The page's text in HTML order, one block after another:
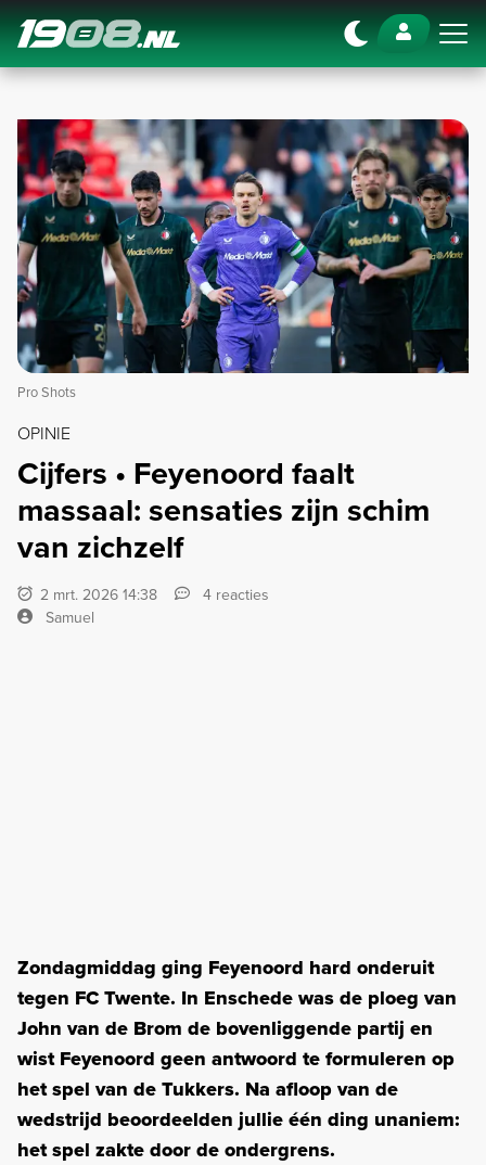
Navigation
Pro Shots
OPINIE
Cijfers • Feyenoord faalt
massaal: sensaties zijn schim
van zichzelf
2 mrt. 2026 14:38
4 reacties
Samuel
Zondagmiddag ging Feyenoord hard onderuit
tegen FC Twente. In Enschede was de ploeg van
John van de Brom de bovenliggende partij en
wist Feyenoord geen antwoord te formuleren op
het spel van de Tukkers. Na afloop van de
wedstrijd beoordeelden jullie één ding unaniem:
het spel zakte door de ondergrens.